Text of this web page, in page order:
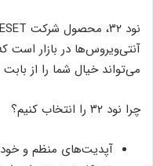
آنتی‌ویروس‌ها در بازار است
می‌تواند خیال شما را از
چرا نود ۳۲ را انتخاب کنیم؟